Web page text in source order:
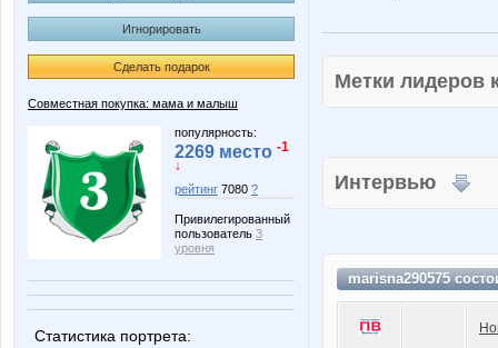
Игнорировать
Сделать подарок
Совместная покупка: мама и малыш
популярность:
2269 место -1
↓
рейтинг 7080 ?
Привилегированный
пользователь 3
уровня
Статистика портрета:
Метки
Интервью
marisna290575